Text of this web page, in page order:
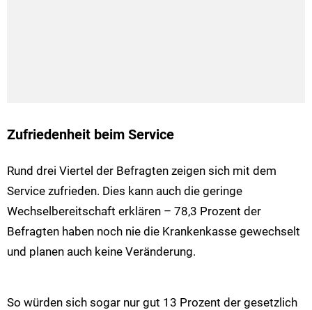
Zufriedenheit beim Service
Rund drei Viertel der Befragten zeigen sich mit dem
Service zufrieden. Dies kann auch die geringe
Wechselbereitschaft erklären – 78,3 Prozent der
Befragten haben noch nie die Krankenkasse gewechselt
und planen auch keine Veränderung.
So würden sich sogar nur gut 13 Prozent der gesetzlich